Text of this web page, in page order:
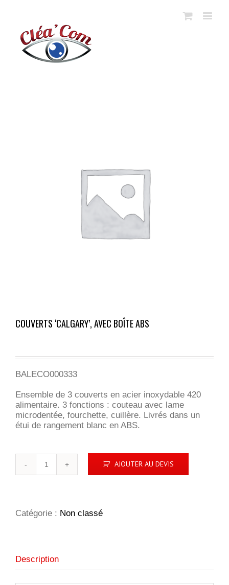
COUVERTS ‘CALGARY’, AVEC BOÎTE ABS
BALECO000333
Ensemble de 3 couverts en acier inoxydable 420
alimentaire. 3 fonctions : couteau avec lame
microdentée, fourchette, cuillère. Livrés dans un
étui de rangement blanc en ABS.
BOÎTE
ABS
AJOUTER AU DEVIS
Catégorie : Non classé
Description